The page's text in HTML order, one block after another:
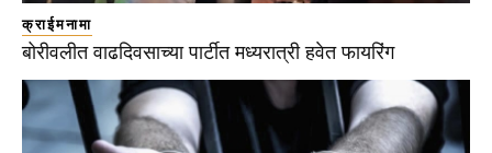
क्राईमनामा
बोरीवलीत वाढदिवसाच्या पार्टीत मध्यरात्री हवेत फायरिंग